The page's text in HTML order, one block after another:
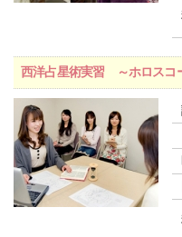
西洋占星術実習 ～ホロスコ